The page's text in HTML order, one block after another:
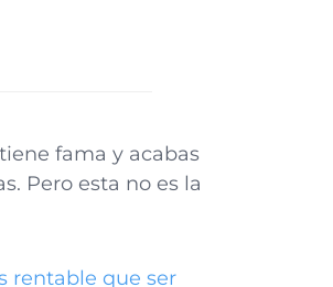
fama y acabas
Pero esta no es la
rentable que ser